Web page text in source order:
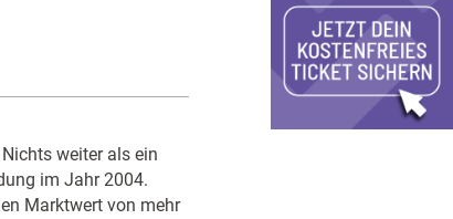
weiter als ein
im Jahr 2004.
Marktwert von mehr